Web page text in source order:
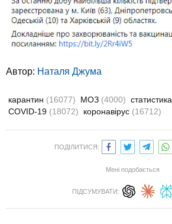
Автор: Наталя Джума
карантин (16077) МОЗ (4000) статистика
COVID-19 (18072) коронавірус (16712)
ПОДІЛИТИСЯ:
Мені подобається
ПІДСУМУВАТИ: